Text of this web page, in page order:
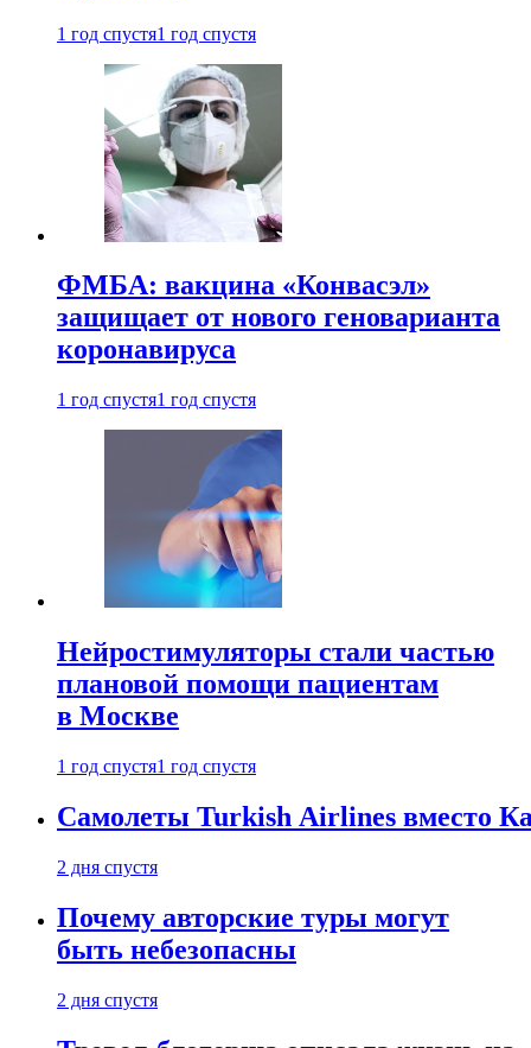
1 год спустя1 год спустя
ФМБА: вакцина «Конвасэл»
защищает от нового геноварианта
коронавируса
1 год спустя1 год спустя
Нейростимуляторы стали частью
плановой помощи пациентам
в Москве
1 год спустя1 год спустя
Самолеты Turkish Airlines вместо
2 дня спустя
Почему авторские туры могут
быть небезопасны
2 дня спустя